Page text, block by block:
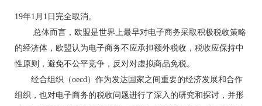
19年1月1日完全取消。
总体而言，欧盟是世界上最早对电子商务采取积极税收策略
的经济体，欧盟认为电子商务不应承担额外税收，税收应保持中
性原则，避免不公平竞争，反对对虚拟商品免税。
经合组织（oecd）作为发达国家之间重要的经济发展和合作
组织，也对电子商务的税收问题进行了深入的研究和探讨，并形